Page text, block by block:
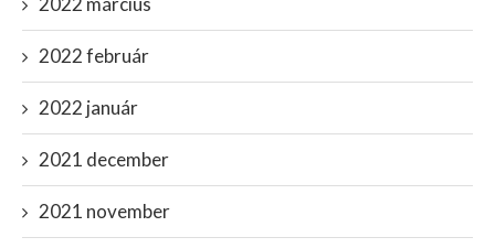
2022 február
2022 január
2021 december
2021 november